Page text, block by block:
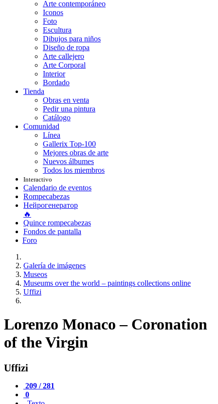
Arte contemporáneo
Iconos
Foto
Escultura
Dibujos para niños
Diseño de ropa
Arte callejero
Arte Corporal
Interior
Bordado
Tienda
Obras en venta
Pedir una pintura
Catálogo
Comunidad
Línea
Gallerix Top-100
Mejores obras de arte
Nuevos álbumes
Todos los miembros
Interactivo
Calendario de eventos
Rompecabezas
Нейрогенератор
🔥
Quince rompecabezas
Fondos de pantalla
Foro
Galería de imágenes
Museos
Museums over the world – paintings collections online
Uffizi
Lorenzo Monaco – Coronation
of the Virgin
Uffizi
209 / 281
0